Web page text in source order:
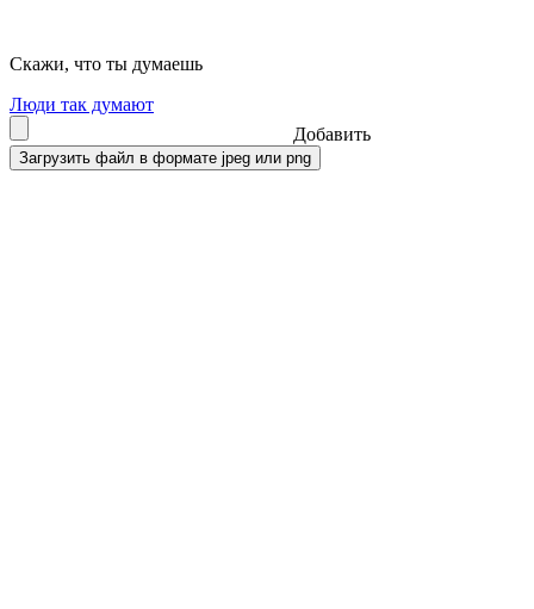
Скажи, что ты думаешь
Люди так думают
Добавить